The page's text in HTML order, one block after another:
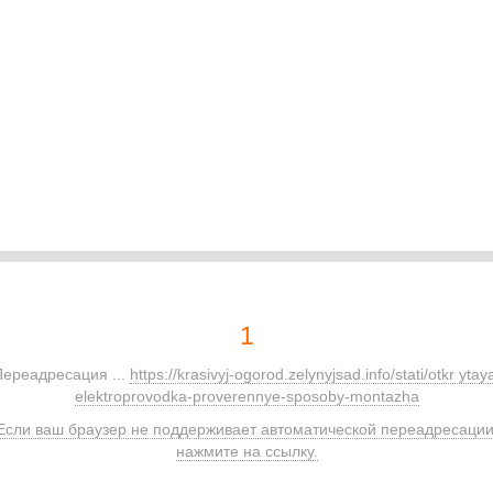
1
... https://krasivyj-ogorod.zelynyjsad.info/stati/otkr
elektroprovodka-proverennye-sposoby-montazha
ваш браузер не поддерживает автоматической
нажмите на ссылку.